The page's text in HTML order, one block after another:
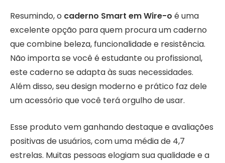
Resumindo, o caderno Smart em Wire-o é uma
excelente opção para quem procura um caderno
que combine beleza, funcionalidade e resistência.
Não importa se você é estudante ou profissional,
este caderno se adapta às suas necessidades.
Além disso, seu design moderno e prático faz dele
um acessório que você terá orgulho de usar.
Esse produto vem ganhando destaque e avaliações
positivas de usuários, com uma média de 4,7
estrelas. Muitas pessoas elogiam sua qualidade e a